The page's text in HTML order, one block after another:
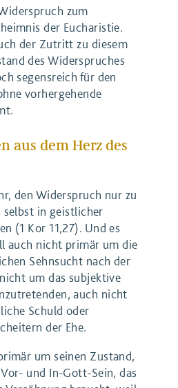
zum
der Eucharistie.
der Zutritt zu diesem
des Widerspruches
segensreich für den
vorhergehende
aus dem Herz des
den Widerspruch nur zu
in geistlicher
(1 Kor 11,27). Und es
auch nicht primär um die
Sehnsucht nach der
um das subjektive
auch nicht
Schuld oder
der Ehe.
um seinen Zustand,
und In-Gott-Sein, das